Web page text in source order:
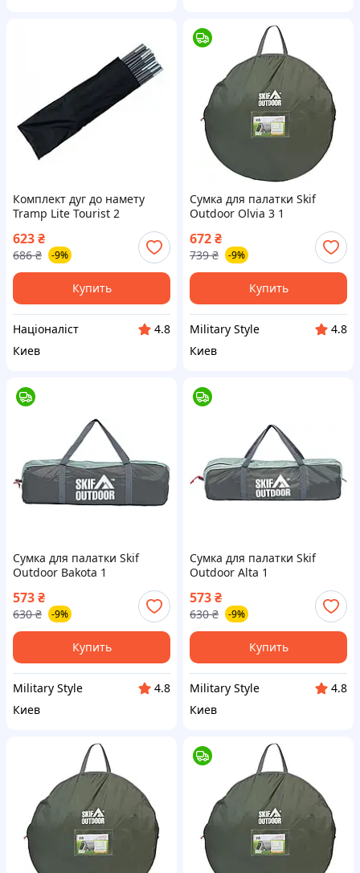
Комплект дуг до намету
Tramp Lite Tourist 2
(фибергласс) UTLA-009 [n-
UTLA]
623₴
686 ₴ -9%
Купить
Націоналіст
4.8
Киев
Сумка для палатки Skif
Outdoor Olvia 3 1
672₴
739 ₴ -9%
Купить
Military Style
4.8
Киев
Сумка для палатки Skif
Outdoor Bakota 1
573₴
630 ₴ -9%
Купить
Military Style
4.8
Киев
Сумка для палатки Skif
Outdoor Alta 1
573₴
630 ₴ -9%
Купить
Military Style
4.8
Киев